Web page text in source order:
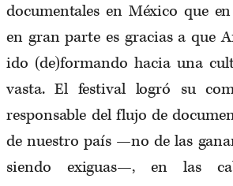
documentales en México que
en gran parte es gracias a que
ido (de)formando hacia una
vasta. El festival logró su
responsable del flujo de
de nuestro país —no de las
siendo exiguas—, en las